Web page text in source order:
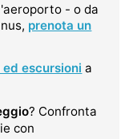
- o da
prenota un
escursioni a
? Confronta
con